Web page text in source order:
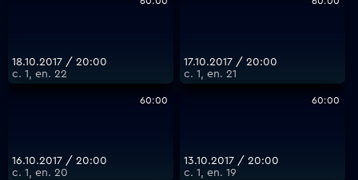
18.10.2017 / 20:00
с. 1, еп. 22
17.10.2017 / 20:00
с. 1, еп. 21
60:00
16.10.2017 / 20:00
с. 1, еп. 20
60:00
13.10.2017 / 20:00
с. 1, еп. 19